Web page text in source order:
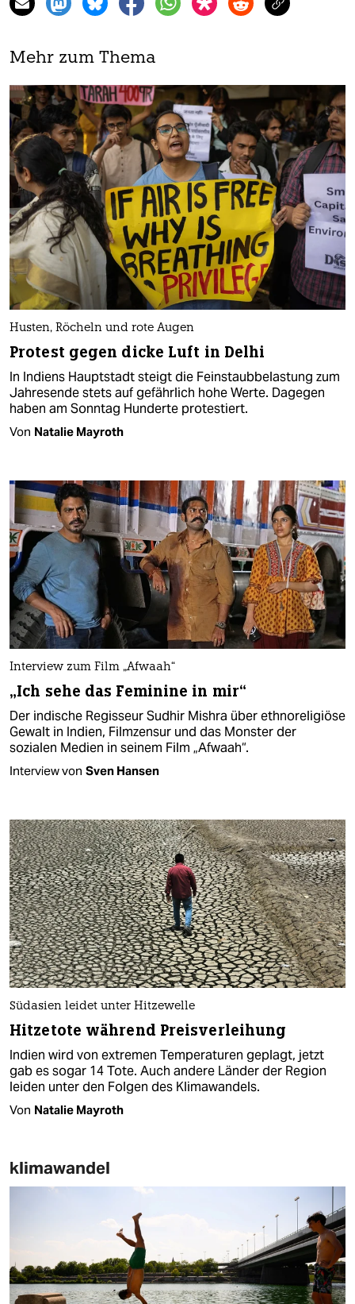
Mehr zum Thema
Husten, Röcheln und rote Augen
Protest gegen dicke Luft in Delhi
In Indiens Hauptstadt steigt die Feinstaubbelastung zum
Jahresende stets auf gefährlich hohe Werte. Dagegen
haben am Sonntag Hunderte protestiert.
Von Natalie Mayroth
Interview zum Film „Afwaah“
„Ich sehe das Feminine in mir“
Der indische Regisseur Sudhir Mishra über ethnoreligiöse
Gewalt in Indien, Filmzensur und das Monster der
sozialen Medien in seinem Film „Afwaah“.
Interview von Sven Hansen
Südasien leidet unter Hitzewelle
Hitzetote während Preisverleihung
Indien wird von extremen Temperaturen geplagt, jetzt
gab es sogar 14 Tote. Auch andere Länder der Region
leiden unter den Folgen des Klimawandels.
Von Natalie Mayroth
klimawandel